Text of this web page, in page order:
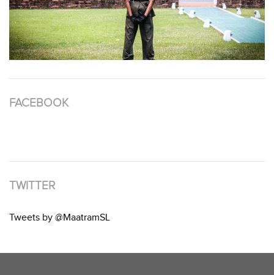
FACEBOOK
TWITTER
Tweets by @MaatramSL